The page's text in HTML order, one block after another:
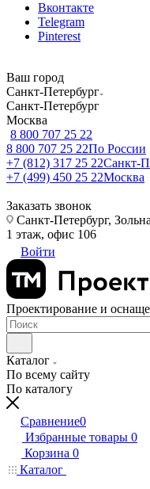
Вконтакте
Telegram
Pinterest
Ваш город
Санкт-Петербург
Санкт-Петербург
Москва
8 800 707 25 22
8 800 707 25 22По России
+7 (812) 317 25 22Санкт-
+7 (499) 450 25 22Москва
Заказать звонок
Санкт-Петербург,
1 этаж, офис 106
Войти
Проектирование и
Каталог
По всему сайту
По каталогу
Сравнение0
Избранные товары 0
Корзина 0
Каталог